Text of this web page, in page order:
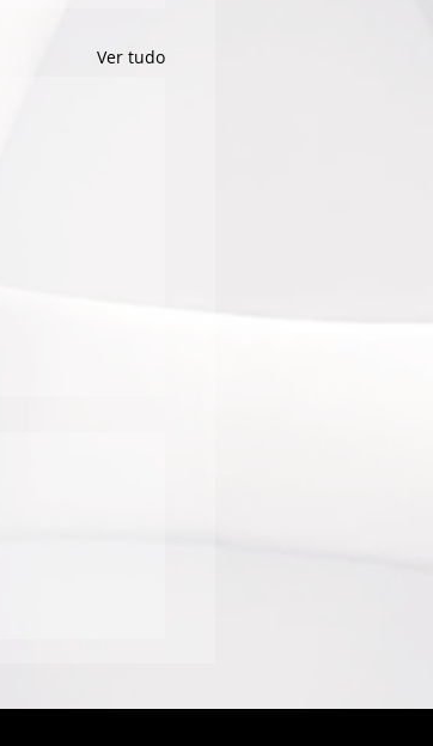
Ver tudo
66 ANOS